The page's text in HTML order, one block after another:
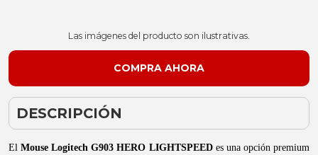
Las imágenes del producto son ilustrativas.
DESCRIPCIÓN
ElMouse Logitech G903 HERO LIGHTSPEEDes una opción premium